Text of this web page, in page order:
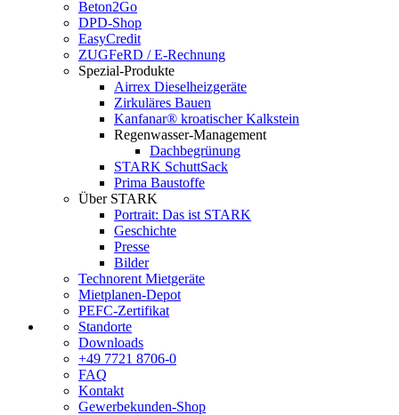
Beton2Go
DPD-Shop
EasyCredit
ZUGFeRD / E-Rechnung
Spezial-Produkte
Airrex Dieselheizgeräte
Zirkuläres Bauen
Kanfanar® kroatischer Kalkstein
Regenwasser-Management
Dachbegrünung
STARK SchuttSack
Prima Baustoffe
Über STARK
Portrait: Das ist STARK
Geschichte
Presse
Bilder
Technorent Mietgeräte
Mietplanen-Depot
PEFC-Zertifikat
Standorte
Downloads
+49 7721 8706-0
FAQ
Kontakt
Gewerbekunden-Shop